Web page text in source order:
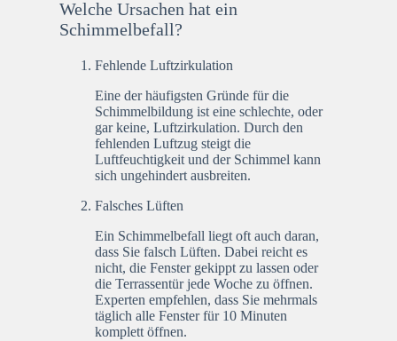
Welche Ursachen hat ein
Schimmelbefall?
Fehlende Luftzirkulation
Eine der häufigsten Gründe für die
Schimmelbildung ist eine schlechte, oder
gar keine, Luftzirkulation. Durch den
fehlenden Luftzug steigt die
Luftfeuchtigkeit und der Schimmel kann
sich ungehindert ausbreiten.
Falsches Lüften
Ein Schimmelbefall liegt oft auch daran,
dass Sie falsch Lüften. Dabei reicht es
nicht, die Fenster gekippt zu lassen oder
die Terrassentür jede Woche zu öffnen.
Experten empfehlen, dass Sie mehrmals
täglich alle Fenster für 10 Minuten
komplett öffnen.